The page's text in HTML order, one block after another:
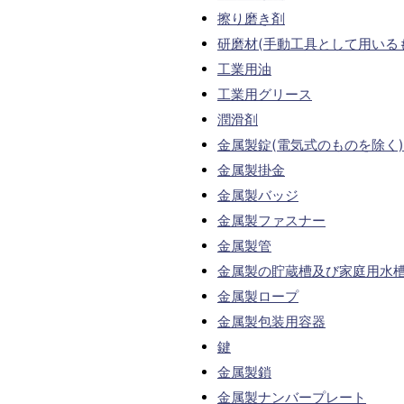
擦り磨き剤
研磨材(手動工具として用いる
工業用油
工業用グリース
潤滑剤
金属製錠(電気式のものを除く)
金属製掛金
金属製バッジ
金属製ファスナー
金属製管
金属製の貯蔵槽及び家庭用水
金属製ロープ
金属製包装用容器
鍵
金属製鎖
金属製ナンバープレート